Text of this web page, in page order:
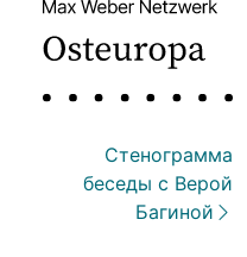
Стенограмма
беседы с Верой
Багиной